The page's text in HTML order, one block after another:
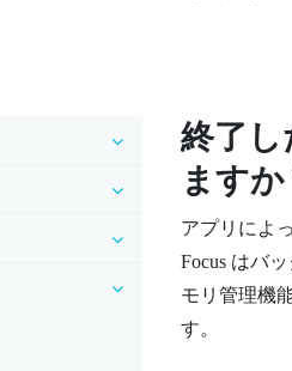
終了
ますか
アプリによ
Focusはバッ
モリ管理機
す。